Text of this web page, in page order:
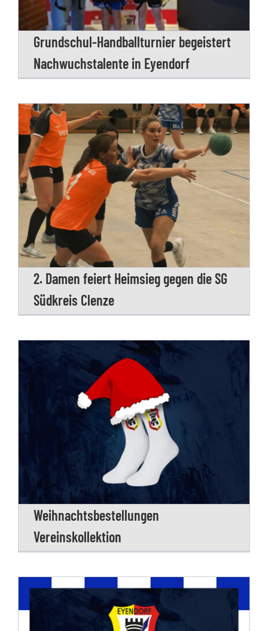
Grundschul-Handballturnier begeistert
Nachwuchstalente in Eyendorf
2. Damen feiert Heimsieg gegen die SG
Südkreis Clenze
Weihnachtsbestellungen
Vereinskollektion